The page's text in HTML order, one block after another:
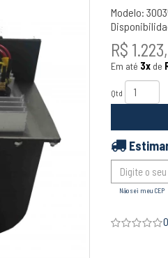
Modelo:
R$
Em até 3x de
Qtd
Não sei meu CEP